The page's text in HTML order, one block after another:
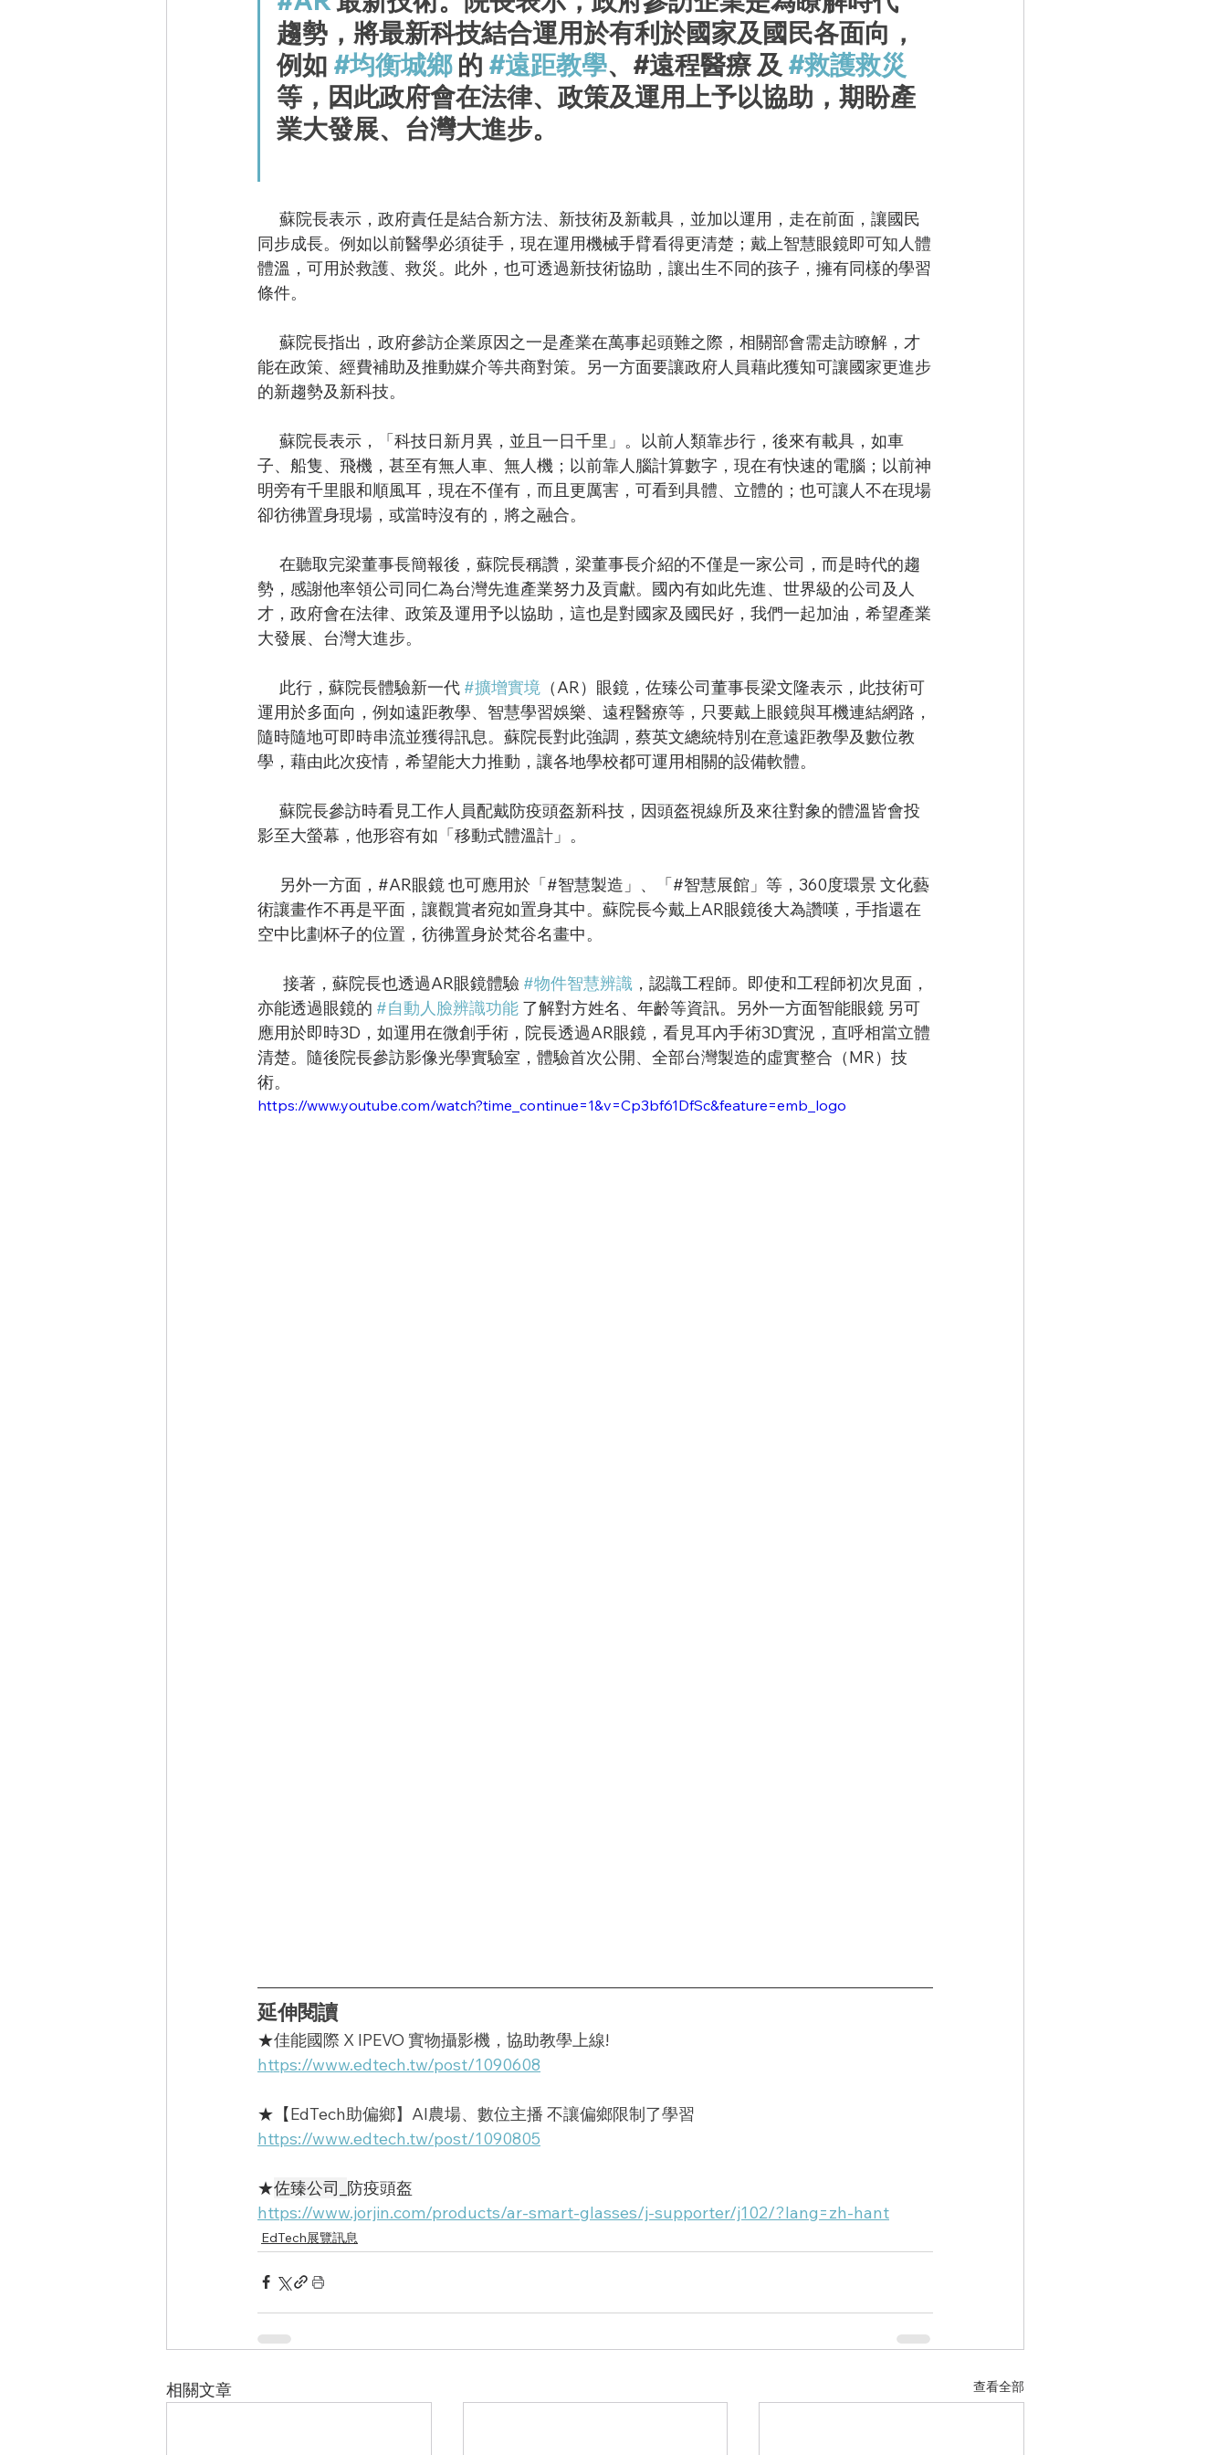
趨勢，將最新科技結合運用於有利於國家及國民各面向，
例如 #均衡城鄉 的 #遠距教學、#遠程醫療 及 #救護救災
等，因此政府會在法律、政策及運用上予以協助，期盼產
業大發展、台灣大進步。
同步成長。例如以前醫學必須徒手，現在運用機械手臂看得更清楚；戴上智慧眼鏡即可知人體
體溫，可用於救護、救災。此外，也可透過新技術協助，讓出生不同的孩子，擁有同樣的學習
條件。
      蘇院長指出，
政府參訪企業原因之一是產業在萬事起頭難之際，相關部會需走訪瞭解，才
能在政策、經費補助及推動媒介等共商對策。 另一方面要讓政府人員藉此獲知可讓國家更進步
的新趨勢及新科技。
子、船隻、飛機，甚至有無人車、無人機；以前靠人腦計算數字，現在有快速的電腦；以前神
明旁有千里眼和順風耳，現在不僅有，而且更厲害，可看到具體、立體的；也可讓人不在現場
卻彷彿置身現場，或當時沒有的，將之融合。
勢，感謝他率領公司同仁為台灣先進產業努力及貢獻。國內有如此先進、世界級的公司及人
才，政府會在法律、政策及運用予以協助，這也是對國家及國民好，我們一起加油，希望產業
大發展、台灣大進步。
      此行，蘇院長體驗新一代
#擴增實境 （AR）眼鏡，佐臻公司董事長梁文隆表示，此技術可
運用於多面向，例如遠距教學、智慧學習娛樂、遠程醫療等，只要戴上眼鏡與耳機連結網路，
隨時隨地可即時串流並獲得訊息。蘇院長對此強調，蔡英文總統特別在意遠距教學及數位教
學，藉由此次疫情，希望能大力推動，讓各地學校都可運用相關的設備軟體。
影至大螢幕，他形容有如「移動式體溫計」。
      另外一方面，#AR眼鏡 也可應用於「#智慧製造」、「#智慧展館」等，
360度環景 文化藝
術讓畫作不再是平面，讓觀賞者宛如置身其中。 蘇院長今戴上AR眼鏡後大為讚嘆，手指還在
空中比劃杯子的位置，彷彿置身於梵谷名畫中。
       接著，蘇院長也透過AR眼鏡體驗
#物件智慧辨識 ，認識工程師。即使和工程師初次見面，
亦能透過眼鏡的 #自動人臉辨識功能 了解對方姓名、年齡等資訊。 另外一方面智能眼鏡 另可
應用於即時3D，如運用在微創手術，院長透過AR眼鏡，看見耳內手術3D實況，直呼相當立體
清楚。隨後院長參訪影像光學實驗室，體驗首次公開、全部台灣製造的虛實整合（MR）技
術。
https://www.youtube.com/watch?time_continue=1&v=Cp3bf61DfSc&feature=emb_logo
延伸閱讀
★佳能國際 X IPEVO 實物攝影機，協助教學上線!
https://www.edtech.tw/post/1090608
★【EdTech助偏鄉】AI農場、數位主播 不讓偏鄉限制了學習
https://www.edtech.tw/post/1090805
★佐臻公司_ 防疫頭盔
https://www.jorjin.com/products/ar-smart-glasses/j-supporter/j102/?lang=zh-hant
EdTech展覽訊息
相關文章 查看全部